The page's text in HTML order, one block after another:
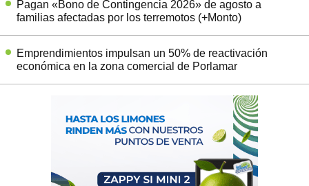
Pagan «Bono de Contingencia 2026» de agosto a
familias afectadas por los terremotos (+Monto)
Emprendimientos impulsan un 50% de reactivación
económica en la zona comercial de Porlamar